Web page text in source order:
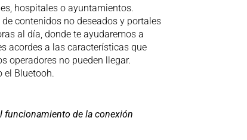
hospitales o ayuntamientos.
contenidos no deseados y portales
al día, donde te ayudaremos a
acordes a las características que
operadores no pueden llegar.
el Bluetooh.
funcionamiento de la conexión